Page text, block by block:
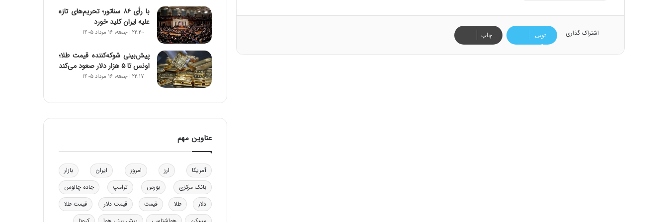
اشتراک گذاری
تویی
تر
چاپ
و
ب
ر
ا
ی
ت
و
ل
د
د
و
ه
ا
ی
ب
ا
ک
با رأی ۸۶ سناتور؛ تحریم‌های تازه
علیه ایران کلید خورد
۲۲:۲۰ | جمعه، ۱۶ مرداد ۱۴۰۵
پیش‌بینی شوکه‌کننده قیمت طلا؛
اونس تا ۵ هزار دلار صعود می‌کند
۲۲:۱۷ | جمعه، ۱۶ مرداد ۱۴۰۵
عناوین مهم
آمریکا ارز امروز ایران
بازار
بانک مرکزی
بورس ترامپ
جاده چالوس
دلار
طلا قیمت قیمت دلار
قیمت طلا